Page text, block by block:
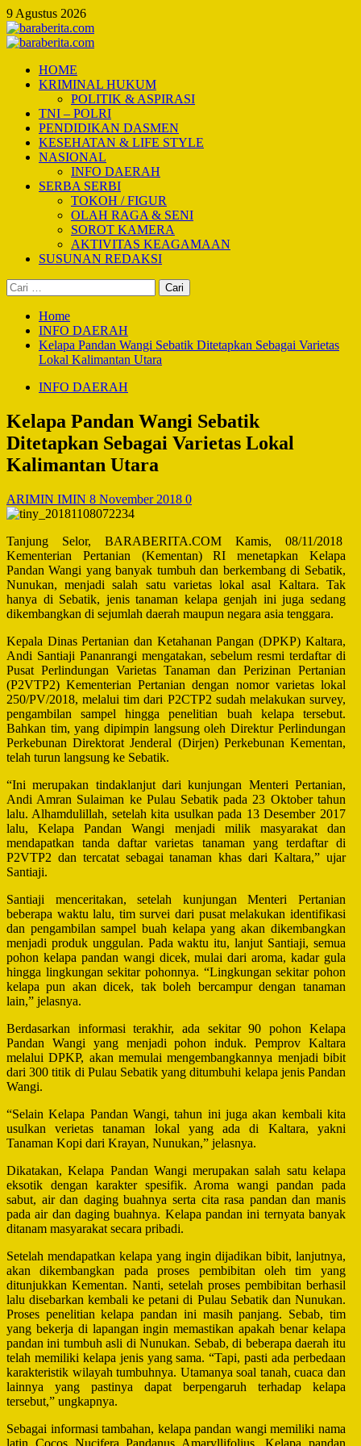
Skip
to
content
9 Agustus 2026
Primary
HOME
KRIMINAL HUKUM
POLITIK & ASPIRASI
TNI – POLRI
PENDIDIKAN DASMEN
KESEHATAN & LIFE STYLE
NASIONAL
INFO DAERAH
SERBA SERBI
TOKOH / FIGUR
OLAH RAGA & SENI
SOROT KAMERA
AKTIVITAS KEAGAMAAN
SUSUNAN REDAKSI
Cari
untuk:
Home
INFO DAERAH
Kelapa Pandan Wangi Sebatik Ditetapkan Sebagai Varietas
Lokal Kalimantan Utara
INFO DAERAH
Kelapa Pandan Wangi Sebatik
Ditetapkan Sebagai Varietas Lokal
Kalimantan Utara
ARIMIN IMIN 8 November 2018 0
Tanjung Selor, BARABERITA.COM Kamis, 08/11/2018
Kementerian Pertanian (Kementan) RI menetapkan Kelapa
Pandan Wangi yang banyak tumbuh dan berkembang di Sebatik,
Nunukan, menjadi salah satu varietas lokal asal Kaltara. Tak
hanya di Sebatik, jenis tanaman kelapa genjah ini juga sedang
dikembangkan di sejumlah daerah maupun negara asia tenggara.
Kepala Dinas Pertanian dan Ketahanan Pangan (DPKP) Kaltara,
Andi Santiaji Pananrangi mengatakan, sebelum resmi terdaftar di
Pusat Perlindungan Varietas Tanaman dan Perizinan Pertanian
(P2VTP2) Kementerian Pertanian dengan nomor varietas lokal
250/PV/2018, melalui tim dari P2CTP2 sudah melakukan survey,
pengambilan sampel hingga penelitian buah kelapa tersebut.
Bahkan tim, yang dipimpin langsung oleh Direktur Perlindungan
Perkebunan Direktorat Jenderal (Dirjen) Perkebunan Kementan,
telah turun langsung ke Sebatik.
“Ini merupakan tindaklanjut dari kunjungan Menteri Pertanian,
Andi Amran Sulaiman ke Pulau Sebatik pada 23 Oktober tahun
lalu. Alhamdulillah, setelah kita usulkan pada 13 Desember 2017
lalu, Kelapa Pandan Wangi menjadi milik masyarakat dan
mendapatkan tanda daftar varietas tanaman yang terdaftar di
P2VTP2 dan tercatat sebagai tanaman khas dari Kaltara,” ujar
Santiaji.
Santiaji menceritakan, setelah kunjungan Menteri Pertanian
beberapa waktu lalu, tim survei dari pusat melakukan identifikasi
dan pengambilan sampel buah kelapa yang akan dikembangkan
menjadi produk unggulan. Pada waktu itu, lanjut Santiaji, semua
pohon kelapa pandan wangi dicek, mulai dari aroma, kadar gula
hingga lingkungan sekitar pohonnya. “Lingkungan sekitar pohon
kelapa pun akan dicek, tak boleh bercampur dengan tanaman
lain,” jelasnya.
Berdasarkan informasi terakhir, ada sekitar 90 pohon Kelapa
Pandan Wangi yang menjadi pohon induk. Pemprov Kaltara
melalui DPKP, akan memulai mengembangkannya menjadi bibit
dari 300 titik di Pulau Sebatik yang ditumbuhi kelapa jenis Pandan
Wangi.
“Selain Kelapa Pandan Wangi, tahun ini juga akan kembali kita
usulkan verietas tanaman lokal yang ada di Kaltara, yakni
Tanaman Kopi dari Krayan, Nunukan,” jelasnya.
Dikatakan, Kelapa Pandan Wangi merupakan salah satu kelapa
eksotik dengan karakter spesifik. Aroma wangi pandan pada
sabut, air dan daging buahnya serta cita rasa pandan dan manis
pada air dan daging buahnya. Kelapa pandan ini ternyata banyak
ditanam masyarakat secara pribadi.
Setelah mendapatkan kelapa yang ingin dijadikan bibit, lanjutnya,
akan dikembangkan pada proses pembibitan oleh tim yang
ditunjukkan Kementan. Nanti, setelah proses pembibitan berhasil
lalu disebarkan kembali ke petani di Pulau Sebatik dan Nunukan.
Proses penelitian kelapa pandan ini masih panjang. Sebab, tim
yang bekerja di lapangan ingin memastikan apakah benar kelapa
pandan ini tumbuh asli di Nunukan. Sebab, di beberapa daerah itu
telah memiliki kelapa jenis yang sama. “Tapi, pasti ada perbedaan
karakteristik wilayah tumbuhnya. Utamanya soal tanah, cuaca dan
lainnya yang pastinya dapat berpengaruh terhadap kelapa
tersebut,” ungkapnya.
Sebagai informasi tambahan, kelapa pandan wangi memiliki nama
latin Cocos Nucifera Pandanus Amaryllifolius. Kelapa pandan